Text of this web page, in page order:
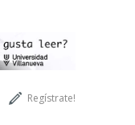
Regístrate!